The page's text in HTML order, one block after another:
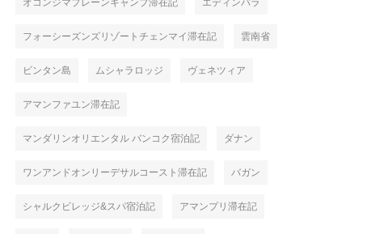
オコンジマプレーンキャンプ滞在記 エディンバラ
フォーシーズンズリゾートチェンマイ滞在記 雲南省
ビンタン島 ムシャラロッジ ヴェネツィア
アマンファユン滞在記
マンダリンオリエンタル バンコク宿泊記 ダナン
ワンアンドオンリーデサルコースト滞在記 バガン
シャルクビレッジ&スパ宿泊記 アマンプリ滞在記